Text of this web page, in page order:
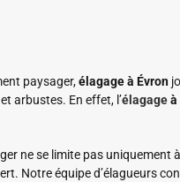
paysager,élagage à Évron
arbustes. En effet, l’élagageà
ne se limite pas uniquement à
Notre équipe d’élagueurs